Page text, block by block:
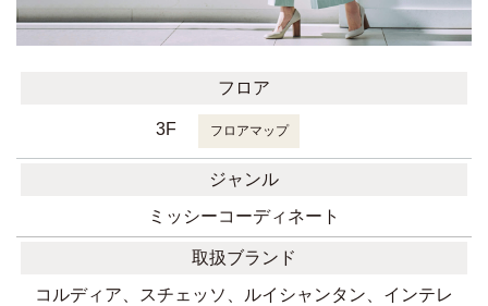
フロア
3F フロアマップ
ジャンル
ミッシーコーディネート
取扱ブランド
コルディア、スチェッソ、ルイシャンタン、インテレ